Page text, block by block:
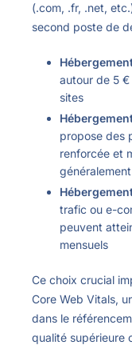
(.com, .fr, .net,
second poste de
autour de 5
sites
propose des
renforcée et
trafic ou e-
peuvent
mensuels
Ce choix crucial
Core Web Vitals,
dans le
qualité supérieure